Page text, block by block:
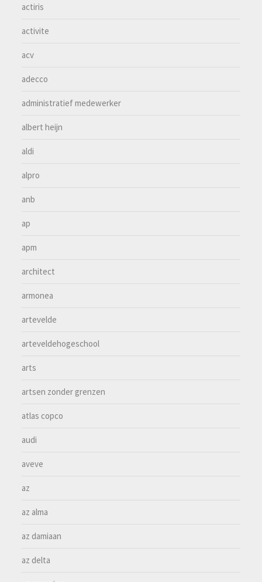
actiris
activite
acv
adecco
administratief medewerker
albert heijn
aldi
alpro
anb
ap
apm
architect
armonea
artevelde
arteveldehogeschool
arts
artsen zonder grenzen
atlas copco
audi
aveve
az
az alma
az damiaan
az delta